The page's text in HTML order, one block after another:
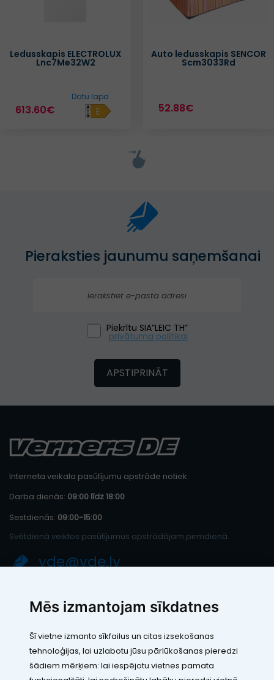
Mēs izmantojam sīkdatnes
Šī vietne izmanto sīkfailus un citas izsekošanas
tehnoloģijas, lai uzlabotu jūsu pārlūkošanas pieredzi
šādiem mērķiem: lai iespējotu vietnes pamata
Ledusskapis ELECTROLUX
Lnc7Me32W2
613.60€ E
Datu lapa
Auto ledusskapis SENCOR
Scm3033Rd
52.88€
Pieraksties jaunumu saņemšanai
Piekrītu SIA”LEIC TH”
privātuma politikai
APSTIPRINĀT
Interneta veikala pasūtījumu apstrāde notiek:
Darba dienās: 09:00 līdz 18:00
Sestdienās: 09:00-15:00
Svētdienā veiktos pasūtījumus apstrādājam pirmdienā.
vde@vde.lv
SIA "LEIC TH"
Reģ. Nr.: 40103394280
Juridiskā adrese: Rāmuļu iela 33, Rīga, LV-1005
Banka: Paysera LT, UAB
SWIFT: EVIULT21
Konts: LT123500010005426773